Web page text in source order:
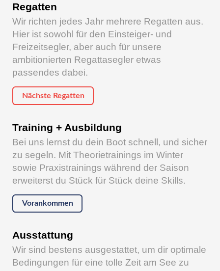
Regatten
Wir richten jedes Jahr mehrere Regatten aus.
Hier ist sowohl für den Einsteiger- und
Freizeitsegler, aber auch für unsere
ambitionierten Regattasegler etwas
passendes dabei.
Nächste Regatten
Training + Ausbildung
Bei uns lernst du dein Boot schnell, und sicher
zu segeln. Mit Theorietrainings im Winter
sowie Praxistrainings während der Saison
erweiterst du Stück für Stück deine Skills.
Vorankommen
Ausstattung
Wir sind bestens ausgestattet, um dir optimale
Bedingungen für eine tolle Zeit am See zu